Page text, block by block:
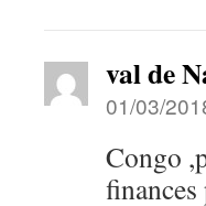
val de
01/03/
Congo